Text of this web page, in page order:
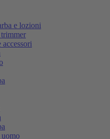
e lozioni
accessori
uomo